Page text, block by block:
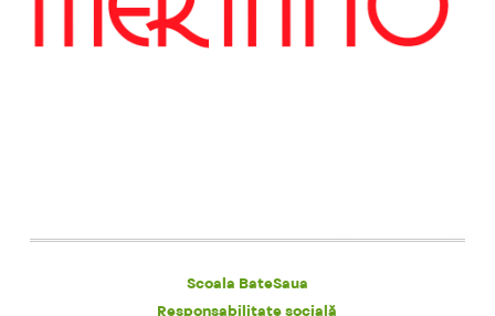
Scoala BateSaua
Responsabilitate socială